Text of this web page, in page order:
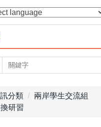
分類
兩岸學生交流組
研習